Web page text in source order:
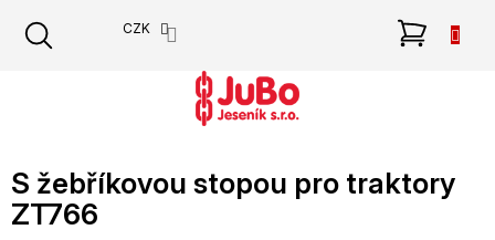
obsah
CZK
S žebříkovou stopou pro traktory
ZT766